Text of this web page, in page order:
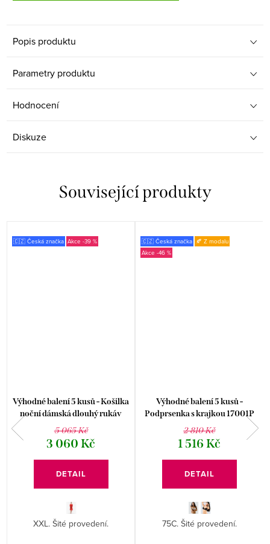
Popis produktu
Parametry produktu
Hodnocení
Diskuze
Související produkty
🇨🇿 Česká značka -39 %
Výhodné balení 5 kusů - Košilka
noční dámská dlouhý rukáv
19133P
5 065 Kč
3 060 Kč
DETAIL
XXL. Šité provedení.
🇨🇿 Česká značka 🍂 Z modalu
-46 %
Výhodné balení 5 kusů -
Podprsenka s krajkou 17001P
2 810 Kč
1 516 Kč
DETAIL
75C. Šité provedení.